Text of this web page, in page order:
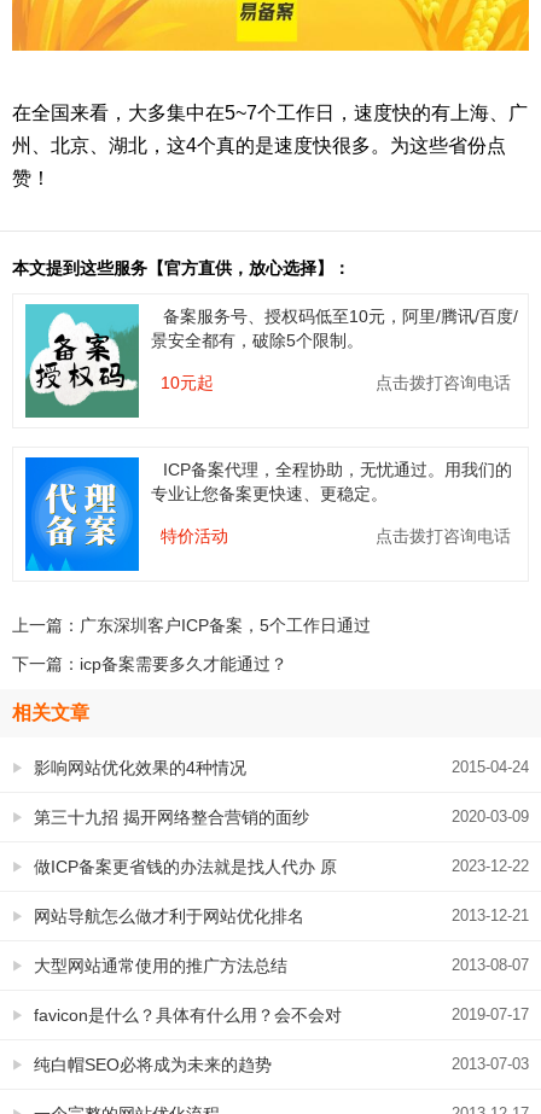
在全国来看，大多集中在5~7个工作日，速度快的有上海、广
州、北京、湖北，这4个真的是速度快很多。为这些省份点
赞！
本文提到这些服务【官方直供，放心选择】：
备案服务号、授权码低至10元，阿里/腾讯/百度/
景安全都有，破除5个限制。
10元起 点击拨打咨询电话
ICP备案代理，全程协助，无忧通过。用我们的
专业让您备案更快速、更稳定。
特价活动 点击拨打咨询电话
上一篇： 广东深圳客户ICP备案，5个工作日通过
下一篇： icp备案需要多久才能通过？
相关文章
2015-04-24
影响网站优化效果的4种情况
2020-03-09
第三十九招 揭开网络整合营销的面纱
_《网络推广39招》 2023-12-22
做ICP备案更省钱的办法就是找人代办 原
因给您分析清楚了 2013-12-21
网站导航怎么做才利于网站优化排名
2013-08-07
大型网站通常使用的推广方法总结
2019-07-17
favicon是什么？具体有什么用？会不会对
SEO有影响 2013-07-03
纯白帽SEO必将成为未来的趋势